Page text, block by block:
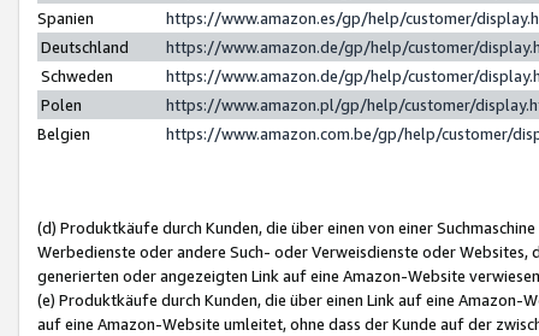
Spanien
https://www.amazon.es/gp/help/customer/
Deutschland
https://www.amazon.de/gp/help/customer/
Schweden
https://www.amazon.de/gp/help/customer/
Polen
https://www.amazon.pl/gp/help/customer/
Belgien
https://www.amazon.com.be/gp/help/customer/
(d) Produktkäufe durch Kunden, die über einen von einer
Werbedienste oder andere Such- oder Verweisdienste oder Websites,
generierten oder angezeigten Link auf eine Amazon-Website
(e) Produktkäufe durch Kunden, die über einen Link auf eine
auf eine Amazon-Website umleitet, ohne dass der Kunde auf der